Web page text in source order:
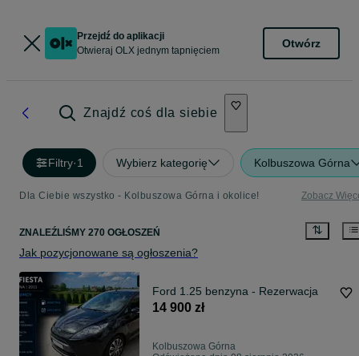
Przejdź do aplikacji
Otwieraj OLX jednym tapnięciem
Otwórz
Znajdź coś dla siebie
Filtry·1 Wybierz kategorię Kolbuszowa Górna
Dla Ciebie wszystko - Kolbuszowa Górna i okolice! Zobacz
ZNALEŹLIŚMY 270 OGŁOSZEŃ
Jak pozycjonowane są ogłoszenia?
Ford 1.25 benzyna - Rezerwacja
14 900 zł
Kolbuszowa Górna